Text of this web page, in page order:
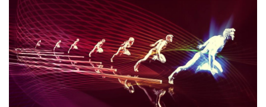
Os serviços de reciclagem profunda a frio in situ
com emulsão asfáltica
Os gestores da ABNT litigam de má-fé para
tentar criar uma reserva de mercado sobre as
NBR ISO
Os critérios médicos da síndrome metabólica
A prevenção clínica da coceira no ânus
Os sintomas clínicos do teratoma de ovário